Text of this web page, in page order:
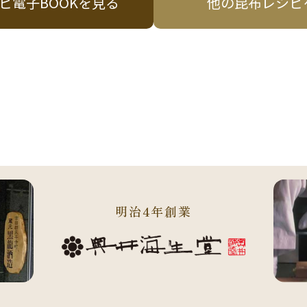
明治4年創業